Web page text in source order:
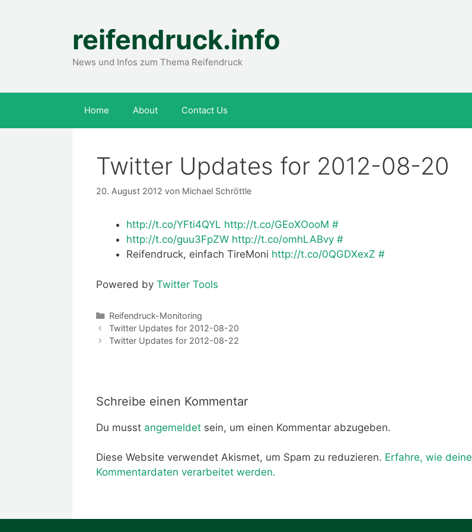
reifendruck.info
News und Infos zum Thema Reifendruck
Home About Contact Us
Twitter Updates for 2012-08-20
20. August 2012 von Michael Schröttle
http://t.co/YFti4QYL http://t.co/GEoXOooM #
http://t.co/guu3FpZW http://t.co/omhLABvy #
Reifendruck, einfach TireMoni http://t.co/0QGDXexZ #
Powered by Twitter Tools
Kategorien
Reifendruck-Monitoring
Twitter Updates for 2012-08-20
Twitter Updates for 2012-08-22
Schreibe einen Kommentar
Du musst angemeldet sein, um einen Kommentar abzugeben.
Diese Website verwendet Akismet, um Spam zu reduzieren. Erfahre, wie deine
Kommentardaten verarbeitet werden.